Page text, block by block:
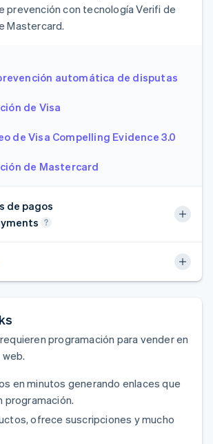
prevención con tecnología Verifi de
Mastercard.
automática de disputas
de Visa
de Visa Compelling Evidence 3.0
de Mastercard
de pagos
programación para vender en
en minutos generando enlaces que
programación.
ofrece suscripciones y mucho